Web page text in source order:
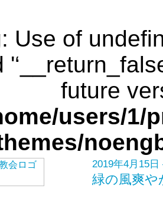
: Use of
future
users/1/
2019年4月15日
緑の風爽や